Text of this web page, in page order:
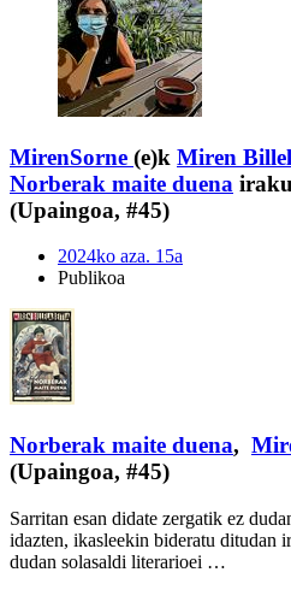
MirenSorne (e)k Miren
Norberak maite duena
(Upaingoa, #45)
2024ko aza. 15a
Publikoa
Norberak maite duena,
(Upaingoa, #45)
Sarritan esan didate zergatik ez
idazten, ikasleekin bideratu ditudan
dudan solasaldi literarioei …